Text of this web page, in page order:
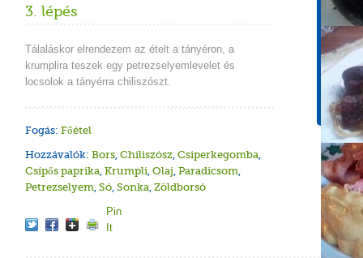
3. lépés
Tálaláskor elrendezem az ételt a tányéron, a
krumplira teszek egy petrezselyemlevelet és
locsolok a tányérra chiliszószt.
Fogás: Főétel
Hozzávalók: Bors, Chiliszósz, Csiperkegomba,
Csípős paprika, Krumpli, Olaj, Paradicsom,
Petrezselyem, Só, Sonka, Zöldborsó
Pin
It
308
43
Cukor
9 g